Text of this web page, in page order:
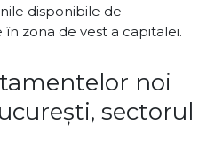
disponibile de
zona de vest a capitalei.
noi
sectorul